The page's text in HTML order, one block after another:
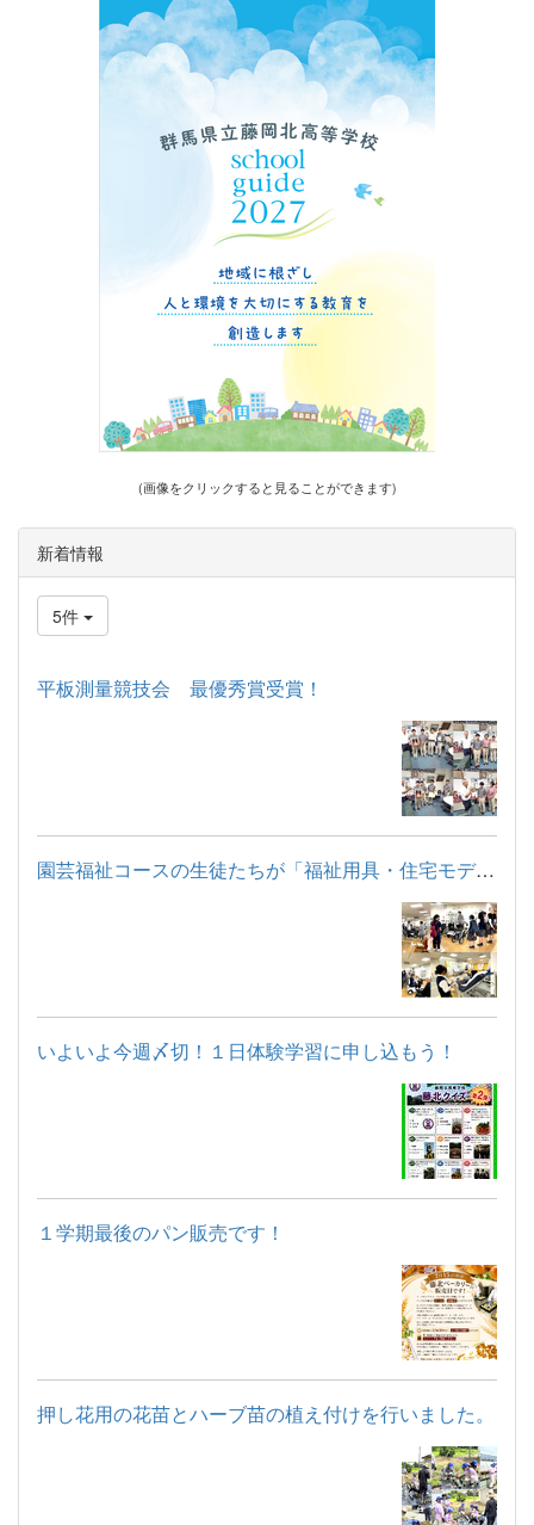
(画像をクリックすると見ることができます)
新着情報
5件
平板測量競技会 最優秀賞受賞！
園芸福祉コースの生徒たちが「福祉用具・住宅モデルルーム見学」...
いよいよ今週〆切！１日体験学習に申し込もう！
１学期最後のパン販売です！
押し花用の花苗とハーブ苗の植え付けを行いました。